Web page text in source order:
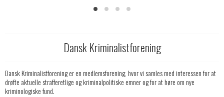
Dansk Kriminalistforening
Dansk Kriminalistforening er en medlemsforening, hvor vi samles med interessen for at
drøfte aktuelle strafferetlige og kriminalpolitiske emner og for at høre om nye
kriminologiske fund.